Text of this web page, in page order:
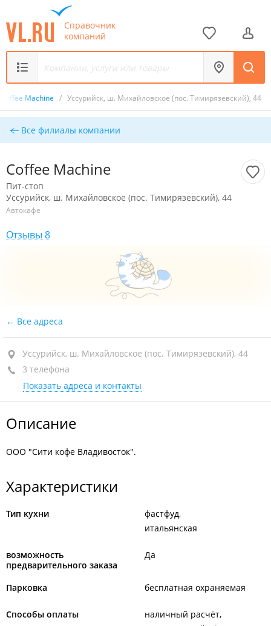
Справочник
компаний
Coffee Machine / Уссурийск, ш. Михайловское (пос. Тимирязевский), 44
Все филиалы компании
Coffee Machine
Пит-стоп
Уссурийск, ш. Михайловское (пос. Тимирязевский), 44
Автокафе
Отзывы 8
Все адреса
Уссурийск, ш. Михайловское (пос. Тимирязевский), 44
3 телефона
Показать адреса и контакты
Описание
ООО "Сити кофе Владивосток".
Характеристики
Тип кухни
фастфуд
итальянская
возможность
предварительного заказа
Да
Парковка бесплатная охраняемая
Способы оплаты
наличный расчёт